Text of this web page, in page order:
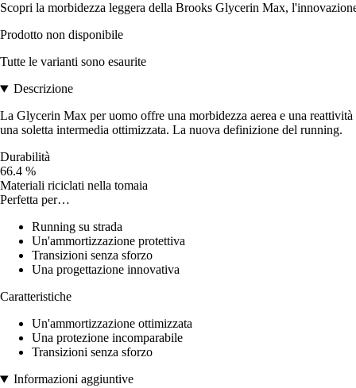
Scopri la morbidezza leggera della Brooks Glycerin Max,
Prodotto non disponibile
Tutte le varianti sono esaurite
Descrizione
La Glycerin Max per uomo offre una morbidezza aerea e una
una soletta intermedia ottimizzata. La nuova definizione del running.
Durabilità
66.4 %
Materiali riciclati nella tomaia
Perfetta per…
Running su strada
Un'ammortizzazione protettiva
Transizioni senza sforzo
Una progettazione innovativa
Caratteristiche
Un'ammortizzazione ottimizzata
Una protezione incomparabile
Transizioni senza sforzo
Informazioni aggiuntive